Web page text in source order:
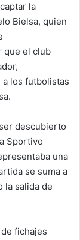
la
Bielsa, quien
que el club
los futbolistas
descubierto
Sportivo
una
se suma a
la salida de
fichajes